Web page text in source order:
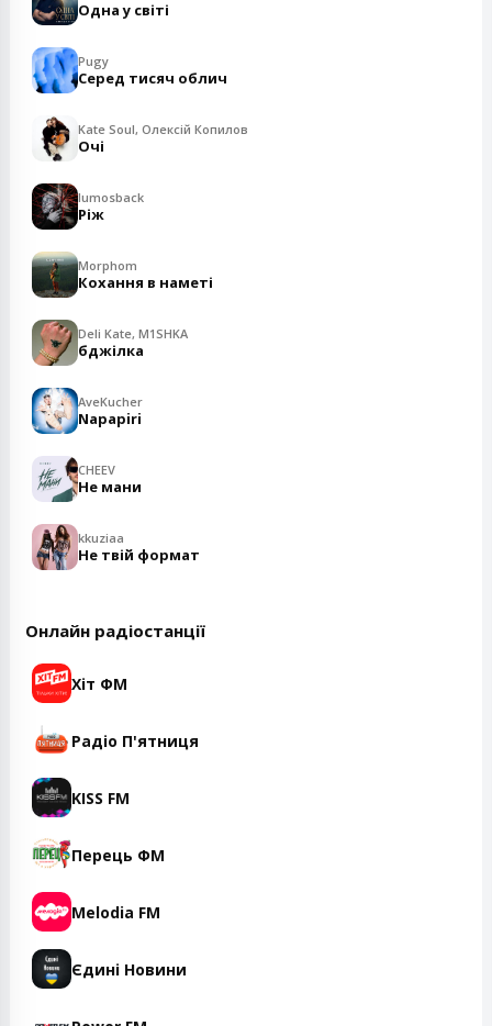
Одна у світі
Pugy
Серед тисяч облич
Kate Soul, Олексій Копилов
Очі
lumosback
Ріж
Morphom
Кохання в наметі
Deli Kate, M1SHKA
бджілка
AveKucher
Napapiri
CHEEV
Не мани
kkuziaa
Не твій формат
Онлайн радіостанції
Хіт ФМ
Радіо П'ятниця
KISS FM
Перець ФМ
Melodia FM
Єдині Новини